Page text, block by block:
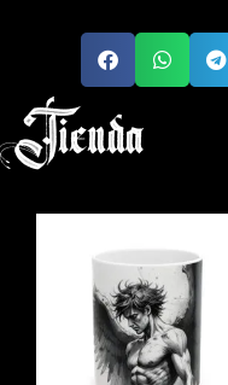
Tienda